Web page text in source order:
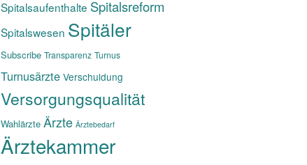
Spitalsaufenthalte Spitalsreform
Spitalswesen Spitäler
Subscribe Transparenz Turnus
Turnusärzte Verschuldung
Versorgungsqualität
Wahlärzte Ärzte Ärztebedarf
Ärztekammer